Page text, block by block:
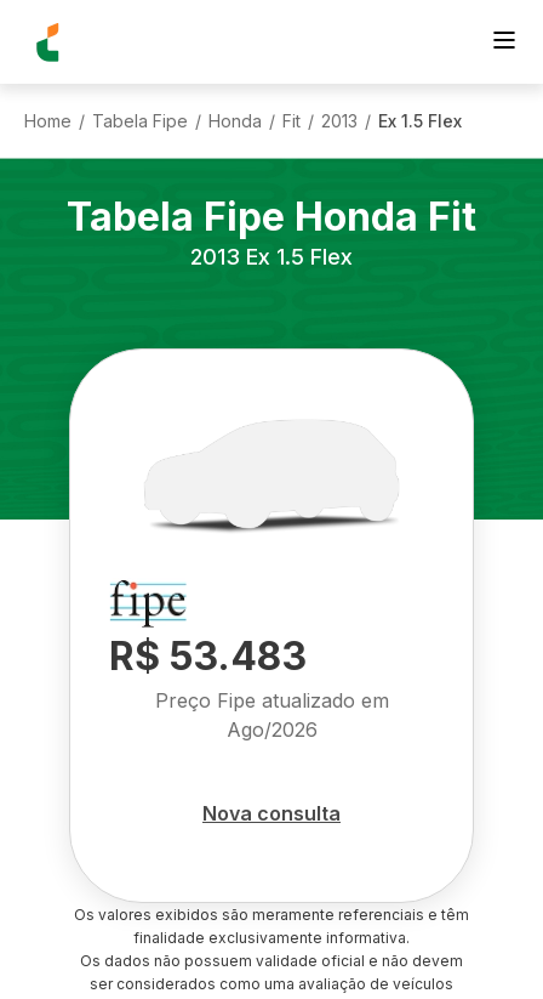
Home / Tabela Fipe / Honda / Fit / 2013 / Ex 1.5 Flex
Tabela Fipe Honda Fit
2013 Ex 1.5 Flex
R$ 53.483
Preço Fipe atualizado em
Ago/2026
Nova consulta
Os valores exibidos são meramente referenciais e têm
finalidade exclusivamente informativa.
Os dados não possuem validade oficial e não devem
ser considerados como uma avaliação de veículos